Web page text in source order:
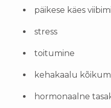
päikese käes
stress
toitumine
kehakaalu
hormonaalne